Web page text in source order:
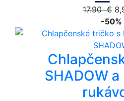
17.90 €
-50%
SHADOW